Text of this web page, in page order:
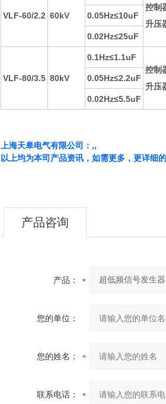
VLF-60/2.2 60kV
控制
升压
0.05Hz≤10uF
0.02Hz≤25uF
VLF-80/3.5 80kV
0.1Hz≤1.1uF
控制
升压
0.05Hz≤2.2uF
0.02Hz≤5.5uF
上海天皋电气有限公司：,,
以上均为本司产品资讯，如需更多，更详细
产品咨询
产品：
您的单位：
您的姓名：
联系电话：